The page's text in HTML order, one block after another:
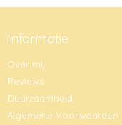
Informatie
Over mij
Reviews
Duurzaamheid
Algemene Voorwaarden